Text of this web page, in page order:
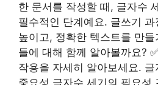
한 문서를 작성할 때, 글자수
필수적인 단계예요. 글쓰기
높이고, 정확한 텍스트를 만
들에 대해 함께 알아볼까요?
작용을 자세히 알아보세요.